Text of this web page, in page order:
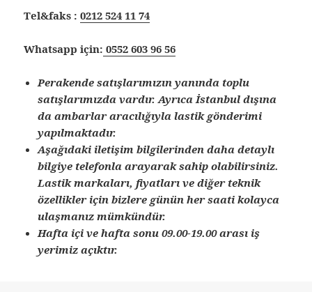
Tel&faks :0212 524 11 74
Whatsapp için: 0552 603 96 56
Perakende satışlarımızın yanında toplu
satışlarımızda vardır. Ayrıca İstanbul dışına
da ambarlar aracılığıyla lastik gönderimi
yapılmaktadır.
Aşağıdaki iletişim bilgilerinden daha detaylı
bilgiye telefonla arayarak sahip olabilirsiniz.
Lastik markaları, fiyatları ve diğer teknik
özellikler için bizlere günün her saati kolayca
ulaşmanız mümkündür.
Hafta içi ve hafta sonu 09.00-19.00 arası iş
yerimiz açıktır.